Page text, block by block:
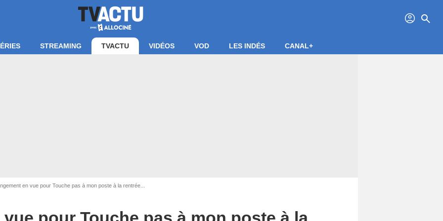
profil search
STREAMING TVACTU VIDÉOS VOD LES INDÉS CANAL+
en vue pour Touche pas à mon poste à la rentrée...
Touche pas à mon poste / C8